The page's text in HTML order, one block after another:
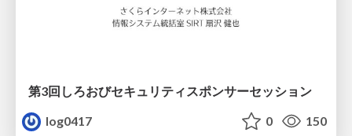
第3回しろおびセキュリティスポンサーセッション
log0417
0 150